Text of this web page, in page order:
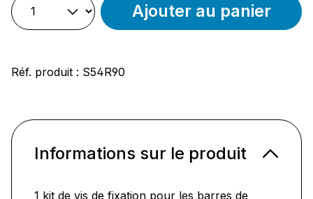
Ajouter au panier
Réf. produit : S54R90
Informations sur le produit
1 kit de vis de fixation pour les barres de